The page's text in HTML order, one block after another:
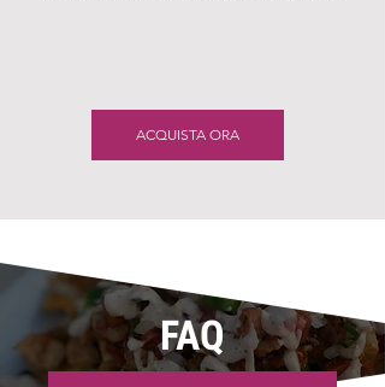
ACQUISTA ORA
FAQ